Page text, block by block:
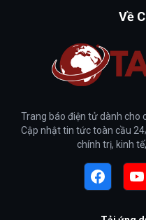
Về
Trang báo điện tử dành cho
Cập nhật tin tức toàn cầu
chính trị, kinh